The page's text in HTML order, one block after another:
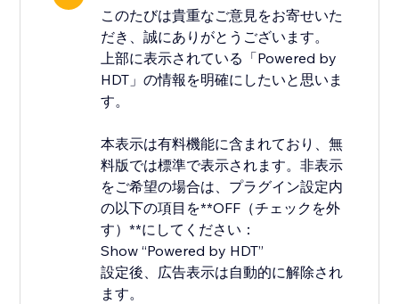
このたびは貴重なご意見をお寄せいた
だき、誠にありがとうございます。
上部に表示されている「Powered by
HDT」の情報を明確にしたいと思いま
す。
本表示は有料機能に含まれており、無
料版では標準で表示されます。非表示
をご希望の場合は、プラグイン設定内
の以下の項目を**OFF（チェックを外
す）**にしてください：
Show “Powered by HDT”
設定後、広告表示は自動的に解除され
ます。